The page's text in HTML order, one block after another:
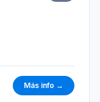
Más info →